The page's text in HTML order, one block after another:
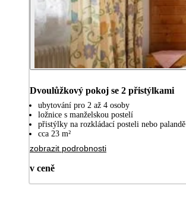
Dvoulůžkový pokoj se 2 přistýlkami
ubytování pro 2 až 4 osoby
ložnice s manželskou postelí
přistýlky na rozkládací posteli nebo palandě
cca 23 m²
zobrazit podrobnosti
v ceně